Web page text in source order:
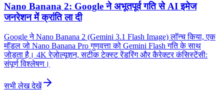
Nano Banana 2: Google ने अभूतपूर्व गति से AI इमेज
जनरेशन में क्रांति ला दी
Google ने Nano Banana 2 (Gemini 3.1 Flash Image) लॉन्च किया, एक
मॉडल जो Nano Banana Pro गुणवत्ता को Gemini Flash गति के साथ
जोड़ता है। 4K रेज़ोल्यूशन, सटीक टेक्स्ट रेंडरिंग और कैरेक्टर कंसिस्टेंसी:
संपूर्ण विश्लेषण।
सभी लेख देखें